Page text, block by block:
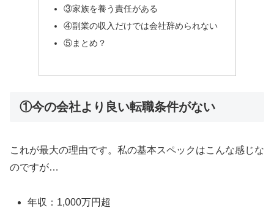
③家族を養う責任がある
④副業の収入だけでは会社辞められない
⑤まとめ？
①今の会社より良い転職条件がない
これが最大の理由です。私の基本スペックはこんな感じな
のですが…
年収：1,000万円超